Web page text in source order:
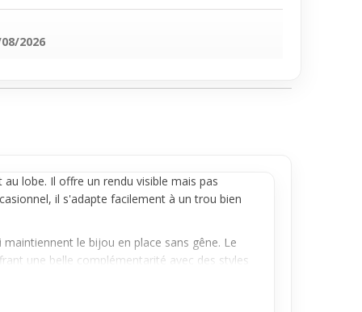
2026
au lobe. Il offre un rendu visible mais pas
il s'adapte facilement à un trou bien
le bijou en place sans gêne. Le
une belle complémentarité avec des styles
pour toi. Il s'intégrera aisément à ta